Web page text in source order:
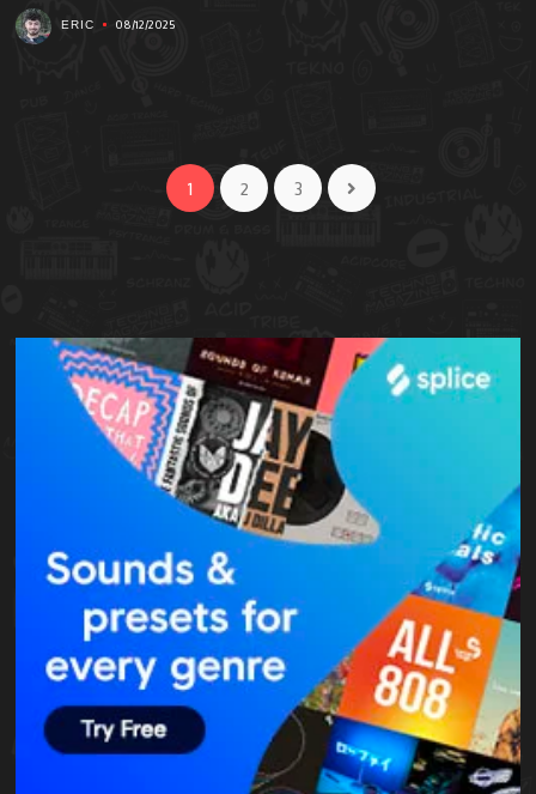
ERIC 08/12/2025
1 2 3